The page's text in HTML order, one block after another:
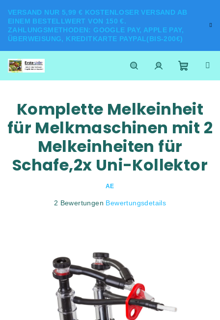
Inhalt
springen
VERSAND NUR 5,99 € KOSTENLOSER VERSAND AB
EINEM BESTELLWERT VON 150 €.
ZAHLUNGSMETHODEN: GOOGLE PAY, APPLE PAY,
ÜBERWEISUNG, KREDITKARTE PAYPAL(BIS-200€)
SuchenLogin
Komplette Melkeinheit
für Melkmaschinen mit 2
Melkeinheiten für
Schafe,2x Uni-Kollektor
AE
Die
5
Sternen.
2 Bewertungen Bewertungsdetails